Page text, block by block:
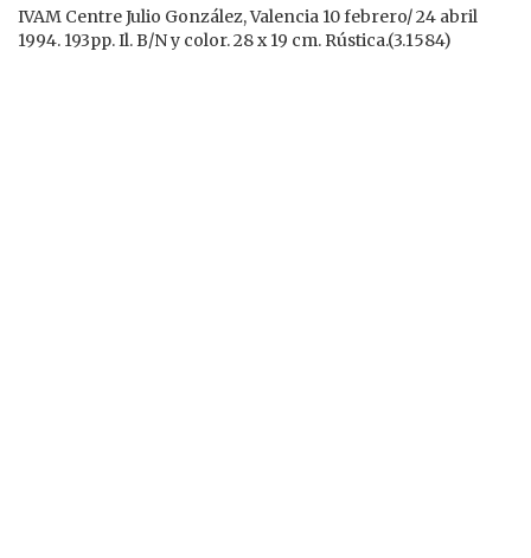
IVAM Centre Julio González, Valencia 10 febrero/ 24 abril
1994. 193pp. Il. B/N y color. 28 x 19 cm. Rústica.(3.1584)